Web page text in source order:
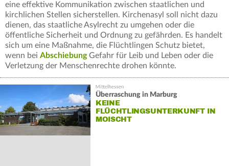
eine effektive Kommunikation zwischen staatlichen und
kirchlichen Stellen sicherstellen. Kirchenasyl soll nicht dazu
dienen, das staatliche Asylrecht zu umgehen oder die
öffentliche Sicherheit und Ordnung zu gefährden. Es handelt
sich um eine Maßnahme, die Flüchtlingen Schutz bietet,
wenn bei AbschiebungGefahr für Leib und Leben oder die
Verletzung der Menschenrechte drohen könnte.
Überraschung in Marburg
KEINE
FLÜCHTLINGSUNTERKUNFT IN
MOISCHT